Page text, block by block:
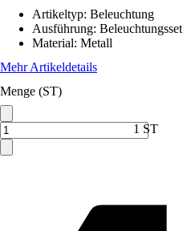
Artikeltyp: Beleuchtung
Ausführung: Beleuchtungsset
Material: Metall
Mehr Artikeldetails
Menge (ST)
1 ST